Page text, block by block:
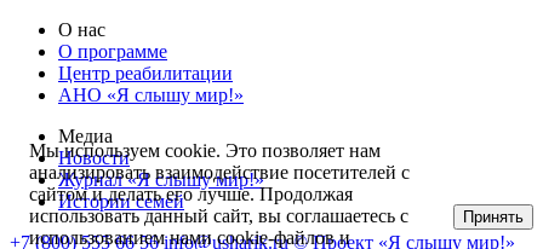
О нас
О программе
Центр реабилитации
АНО «Я слышу мир!»
Медиа
Новости
Журнал «Я слышу мир!»
Истории семей
+7 (800) 555 66 56 info@usharik.ru © Проект «Я слышу мир!»
Мы используем cookie. Это позволяет нам
анализировать взаимодействие посетителей с
сайтом и делать его лучше. Продолжая
использовать данный сайт, вы соглашаетесь с
использованием нами cookie-файлов и
Принять